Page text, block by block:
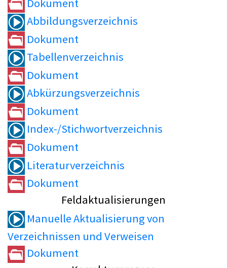
Abbildungsverzeichnis
Dokument
Tabellenverzeichnis
Dokument
Abkürzungsverzeichnis
Dokument
Index-/Stichwortverzeichnis
Dokument
Literaturverzeichnis
Dokument
Feldaktualisierungen
Manuelle Aktualisierung von
Verzeichnissen und Verweisen
Dokument